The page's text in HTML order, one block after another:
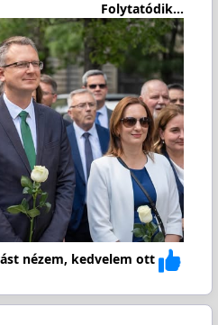
Folytatódik...
nézem, kedvelem ott